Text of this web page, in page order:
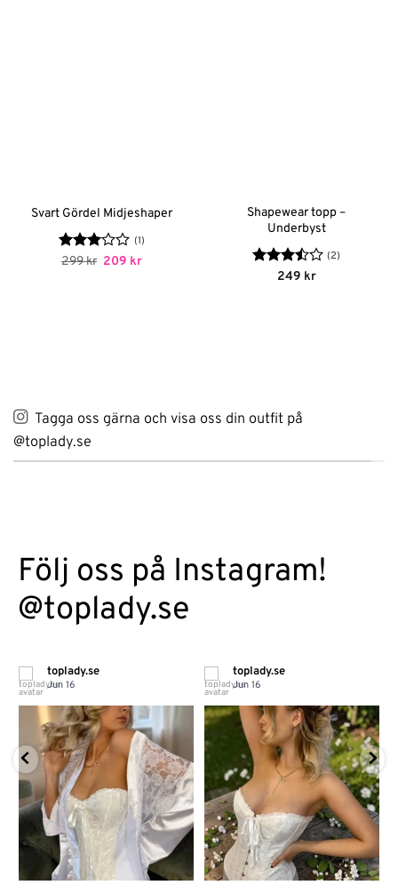
Svart Gördel Midjeshaper
Betygsatt
(1)
299kr Det
209 krDet
Shapewear topp –
Underbyst
Betygsatt
(2)
249 kr
Tagga oss gärna och visa oss din outfit på
@toplady.se
Följ oss på Instagram!
@toplady.se
toplady.se
Jun 16
toplady.se
Jun 16